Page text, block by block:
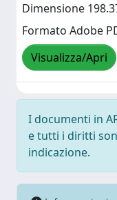
Dimensione
Formato Adobe
Visualizza/Apri
I documenti in
e tutti i diritti
indicazione.